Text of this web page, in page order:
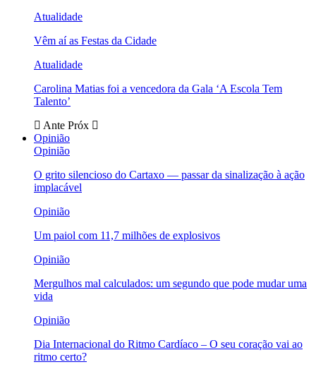
Atualidade
Vêm aí as Festas da Cidade
Atualidade
Carolina Matias foi a vencedora da Gala ‘A Escola Tem
Talento’
Ante Próx
Opinião
Opinião
O grito silencioso do Cartaxo — passar da sinalização à ação
implacável
Opinião
Um paiol com 11,7 milhões de explosivos
Opinião
Mergulhos mal calculados: um segundo que pode mudar uma
vida
Opinião
Dia Internacional do Ritmo Cardíaco – O seu coração vai ao
ritmo certo?